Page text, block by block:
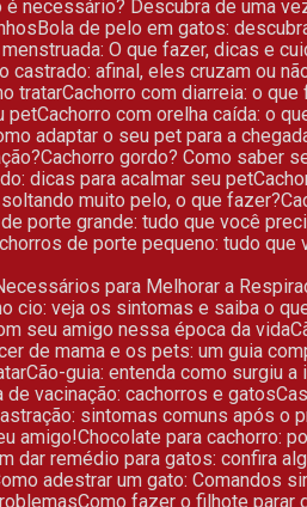
é necessário? Descubra de uma
Bola de pelo em gatos:
menstruada: O que fazer, dicas e
castrado: afinal, eles cruzam ou
tratar Cachorro com diarreia: o
pet Cachorro com orelha caída: o
adaptar o seu pet para a
Cachorro gordo? Como saber
dicas para acalmar seu pet
soltando muito pelo, o que fazer?
de porte grande: tudo que você
de porte pequeno: tudo
para Melhorar a
no cio: veja os sintomas e saiba o
seu amigo nessa época da vida
de mama e os pets: um guia
Cão-guia: entenda como surgiu
de vacinação: cachorros e gatos
Castração: sintomas comuns após o
amigo! Chocolate para cachorro:
dar remédio para gatos: confira
Como adestrar um gato: Comandos
Como fazer o filhote